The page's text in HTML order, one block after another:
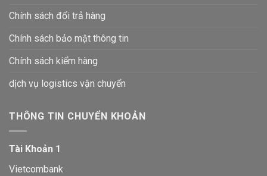
Chính sách đổi trả hàng
Chính sách bảo mật thông tin
Chính sách kiểm hàng
dịch vụ logistics vận chuyển
THÔNG TIN CHUYỂN KHOẢN
Tài Khoản 1
Vietcombank